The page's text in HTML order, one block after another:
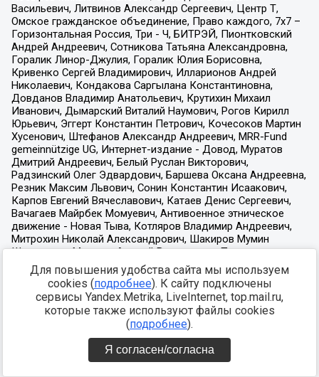
Для повышения удобства сайта мы используем
cookies (подробнее). К сайту подключены
сервисы Yandex.Metrika, LiveInternet, top.mail.ru,
которые также используют файлы cookies
(подробнее).
Я согласен/согласна